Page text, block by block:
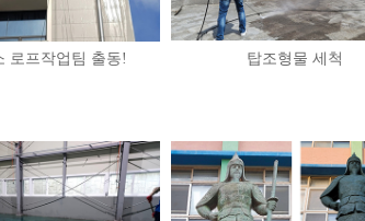
로프작업팀 출동! 탑조형물 세척